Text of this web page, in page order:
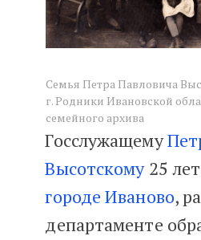
Cемья Петра Павловича
г. Родники Ивановской
семейного архива
Госслужащему
Высотскому25
городе Иваново,
департаменте